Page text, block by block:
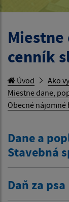
cenník
Úvod
Ako
Miestne dane,
Obecné nájomné
Dane a
Stavebná
Daň za psa